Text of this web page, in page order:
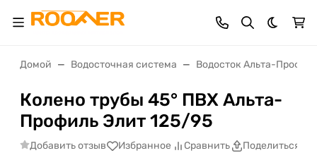
Темная
Домой Водосточная система Водосток Альта-
Колено трубы 45° ПВХ Альта-
Профиль Элит 125/95
Добавить отзыв Избранное Сравнить Поделиться